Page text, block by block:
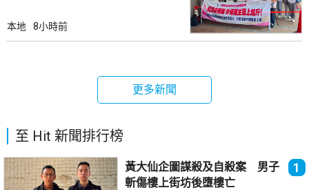
本地 8小時前
更多新聞
至 Hit 新聞排行榜
黃大仙企圖謀殺及自殺案 男子
斬傷樓上街坊後墮樓亡
1